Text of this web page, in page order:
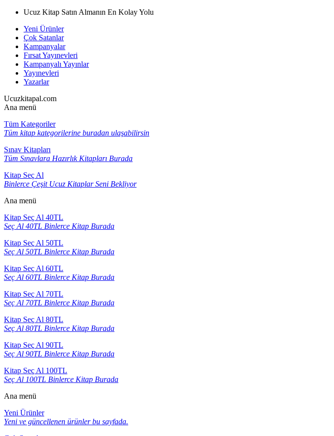
Ucuz Kitap Satın Almanın En Kolay Yolu
Yeni Ürünler
Çok Satanlar
Kampanyalar
Fırsat Yayınevleri
Kampanyalı Yayınlar
Yayınevleri
Yazarlar
Ucuzkitapal.com
Ana menü
Tüm Kategoriler
Tüm kitap kategorilerine buradan ulaşabilirsin
Sınav Kitapları
Tüm Sınavlara Hazırlık Kitapları Burada
Kitap Seç Al
Binlerce Çeşit Ucuz Kitaplar Seni Bekliyor
Ana menü
Kitap Seç Al 40TL
Seç Al 40TL Binlerce Kitap Burada
Kitap Seç Al 50TL
Seç Al 50TL Binlerce Kitap Burada
Kitap Seç Al 60TL
Seç Al 60TL Binlerce Kitap Burada
Kitap Seç Al 70TL
Seç Al 70TL Binlerce Kitap Burada
Kitap Seç Al 80TL
Seç Al 80TL Binlerce Kitap Burada
Kitap Seç Al 90TL
Seç Al 90TL Binlerce Kitap Burada
Kitap Seç Al 100TL
Seç Al 100TL Binlerce Kitap Burada
Ana menü
Yeni Ürünler
Yeni ve güncellenen ürünler bu sayfada.